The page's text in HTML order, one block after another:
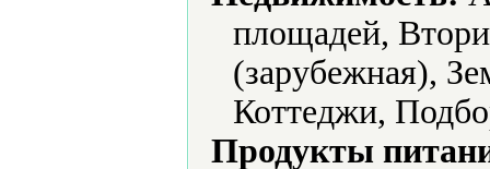
площадей,
(зарубежная),
Коттеджи,
Продукты